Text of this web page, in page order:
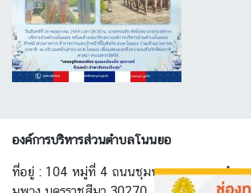
องค์การบริหารส่วนตำบลโนนยอ
ที่อยู่ : 104 หมู่ที่ 4 ถนนชุมพวง-ทางพาด ตำบ